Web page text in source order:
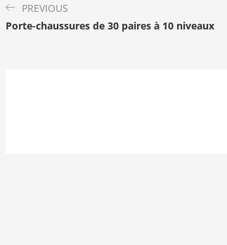
PREVIOUS
Porte-chaussures de 30 paires à 10 niveaux